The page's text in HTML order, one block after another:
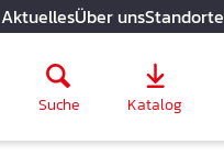
AktuellesÜber unsStandorte
Suche Katalog